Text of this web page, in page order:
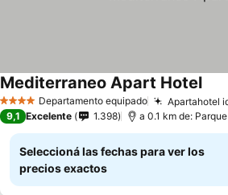
4 EstrellasDepartamento equipado Apartahotel
Mediterraneo Apart HotelVer
9,1 Excelente 1.398 a 0.1 km de:
Seleccioná las fechas para ver los
precios exactos